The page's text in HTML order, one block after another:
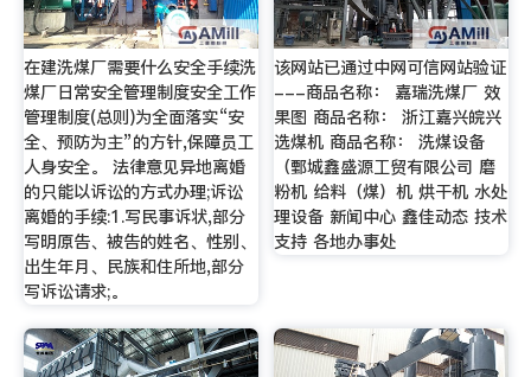
在建洗煤厂需要什么安全手续洗
煤厂日常安全管理制度安全工作
管理制度(总则)为全面落实“安
全、预防为主”的方针,保障员工
人身安全。 法律意见异地离婚
的只能以诉讼的方式办理;诉讼
离婚的手续:1.写民事诉状,部分
写明原告、被告的姓名、性别、
出生年月、民族和住所地,部分
写诉讼请求;。
该网站已通过中网可信网站验证
---商品名称： 嘉瑞洗煤厂 效
果图 商品名称： 浙江嘉兴皖兴
选煤机 商品名称： 洗煤设备
（鄄城鑫盛源工贸有限公司 磨
粉机 给料（煤）机 烘干机 水处
理设备 新闻中心 鑫佳动态 技术
支持 各地办事处